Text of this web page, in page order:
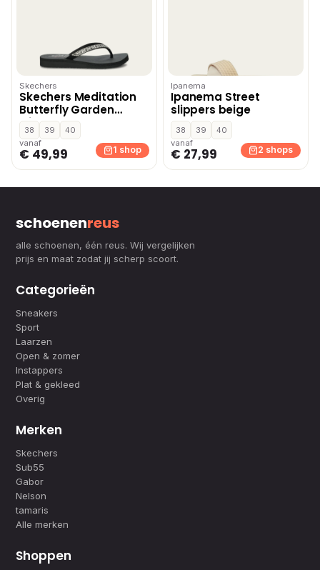
Skechers
Skechers Meditation
Butterfly Garden
slippers – Zwart
38 39
40
vanaf
€ 49,99 1 shop
Ipanema
Ipanema Street
slippers beige
38 39
40
vanaf
€ 27,99 2 shops
schoenenreus
alle schoenen, één reus. Wij vergelijken
prijs en maat zodat jij scherp scoort.
Categorieën
Sneakers
Sport
Laarzen
Open & zomer
Instappers
Plat & gekleed
Overig
Merken
Skechers
Sub55
Gabor
Nelson
tamaris
Alle merken
Shoppen